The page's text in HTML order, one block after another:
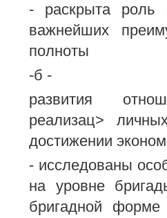
- раскрыта роль
важнейших
полноты
-б -
развития
реализац>
достижении
- исследованы
на уровне
бригадной